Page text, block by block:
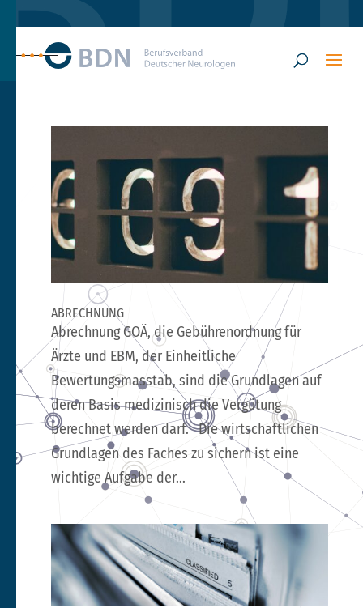
ABRECHNUNG
Abrechnung GOÄ, die Gebührenordnung für
Ärzte und EBM, der Einheitliche
Bewertungsmasstab, sind die Grundlagen auf
deren Basis medizinisch die Vergütung
berechnet werden darf. Die wirtschaftlichen
Grundlagen des Faches zu sichern ist eine
wichtige Aufgabe der...